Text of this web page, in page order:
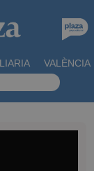
VALÈNCIA